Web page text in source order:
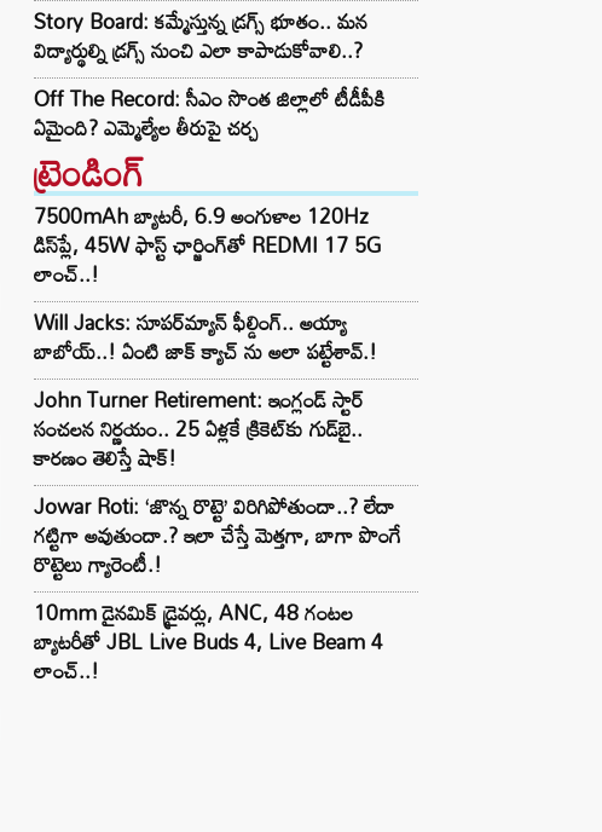
Story Board: కమ్మేస్తున్న డ్రగ్స్ భూతం.. మన
విద్యార్థుల్ని డ్రగ్స్ నుంచి ఎలా కాపాడుకోవాలి..?
Off The Record: సీఎం సొంత జిల్లాలో టీడీపీకి
ఏమైంది? ఎమ్మెల్యేల తీరుపై చర్చ
ట్రెండింగ్‌
7500mAh బ్యాటరీ, 6.9 అంగుళాల 120Hz
డిస్‌ప్లే, 45W ఫాస్ట్ ఛార్జింగ్‌తో REDMI 17 5G
లాంచ్..!
Will Jacks: సూపర్‌మ్యాన్ ఫీల్డింగ్.. అయ్యా
బాబోయ్..! ఏంటి జాక్ క్యాచ్ ను అలా పట్టేశావ్.!
John Turner Retirement: ఇంగ్లండ్ స్టార్
సంచలన నిర్ణయం.. 25 ఏళ్లకే క్రికెట్‌కు గుడ్‌బై..
కారణం తెలిస్తే షాక్!
Jowar Roti: ‘జొన్న రొట్టె’ విరిగిపోతుందా..? లేదా
గట్టిగా అవుతుందా.? ఇలా చేస్తే మెత్తగా, బాగా పొంగే
రొట్టెలు గ్యారెంటీ.!
10mm డైనమిక్ డ్రైవర్లు, ANC, 48 గంటల
బ్యాటరీతో JBL Live Buds 4, Live Beam 4
లాంచ్..!